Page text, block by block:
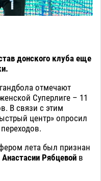
донского клуба еще
отмечают
Суперлиге – 11
В связи с этим
центр» опросил
лета был признан
Анастасии Рябцевой в